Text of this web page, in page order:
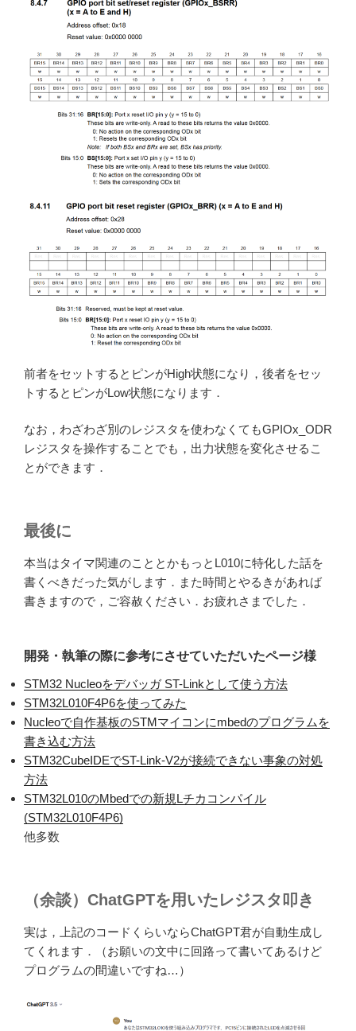
前者をセットするとピンがHigh状態になり，後者をセッ
トするとピンがLow状態になります．
なお，わざわざ別のレジスタを使わなくてもGPIOx_ODR
レジスタを操作することでも，出力状態を変化させるこ
とができます．
最後に
本当はタイマ関連のこととかもっとL010に特化した話を
書くべきだった気がします．また時間とやるきがあれば
書きますので，ご容赦ください．お疲れさまでした．
開発・執筆の際に参考にさせていただいたページ様
STM32 Nucleoをデバッガ ST-Linkとして使う方法
STM32L010F4P6を使ってみた
Nucleoで自作基板のSTMマイコンにmbedのプログラムを
書き込む方法
STM32CubeIDEでST-Link-V2が接続できない事象の対処
方法
STM32L010のMbedでの新規Lチカコンパイル
(STM32L010F4P6)
他多数
（余談）ChatGPTを用いたレジスタ叩き
実は，上記のコードくらいならChatGPT君が自動生成し
てくれます．（お願いの文中に回路って書いてあるけど
プログラムの間違いですね…）